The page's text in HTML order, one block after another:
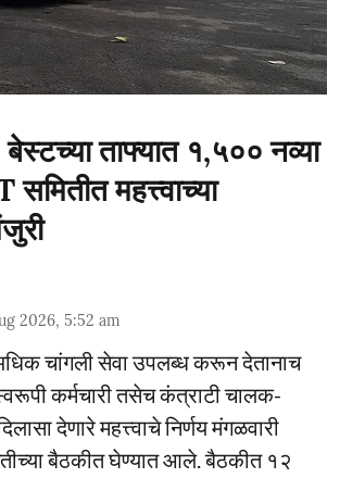
ताफ्यात १,५०० नव्या
महत्त्वाच्या
2026, 5:52 am
चांगली सेवा उपलब्ध करून देतानाच
कर्मचारी तसेच कंत्राटी चालक-
देणारे महत्त्वाचे निर्णय मंगळवारी
बैठकीत घेण्यात आले. बैठकीत १२